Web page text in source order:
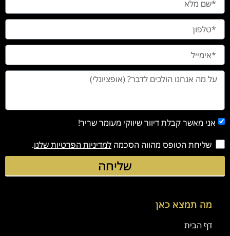
אני מאשר קבלת דיוור שיווקי מעומר שריר!
שליחת הטופס מהווה הסכמה למדיניות הפרטיות שלנו.
שליחה
מה תמצא כאן
דף הבית